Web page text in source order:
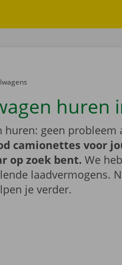
huren
huren: geen probleem
camionettes voor
op zoek bent. We
laadvermogens.
je verder.